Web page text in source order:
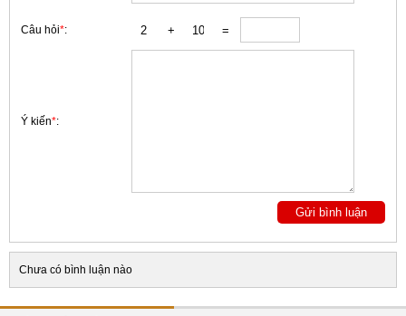
Câu hỏi*:
Ý kiến*:
Chưa có bình luận nào